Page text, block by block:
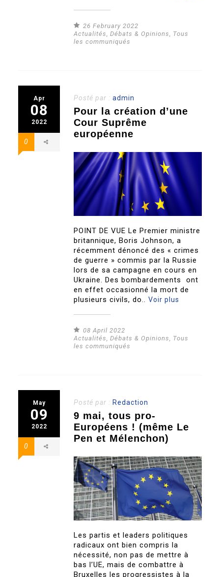
26 February 2022
Actualités ,Débats & Opinions
Tous
les communiqués
Apr
08
2022
0
Posté par :admin
Pour la création d’une
Cour Suprême
européenne
POINT DE VUE Le Premier ministre
britannique, Boris Johnson, a
récemment dénoncé des « crimes
de guerre » commis par la Russie
lors de sa campagne en cours en
Ukraine. Des bombardements ont
en effet occasionné la mort de
plusieurs civils, do..Voir plus
08 April 2022
Actualités,Débats & Opinions, Tous
les communiqués
May
09
2022
0
Posté par : Redaction
9 mai, tous pro-
Européens ! (même Le
Pen et Mélenchon)
Les partis et leaders politiques
radicaux ont bien compris la
nécessité, non pas de mettre à
bas l’UE, mais de combattre à
Bruxelles les progressistes à la